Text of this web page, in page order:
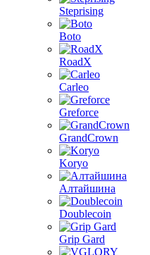
Steprising
Boto
RoadX
Carleo
Greforce
GrandCrown
Koryo
Алтайшина
Doublecoin
Grip Gard